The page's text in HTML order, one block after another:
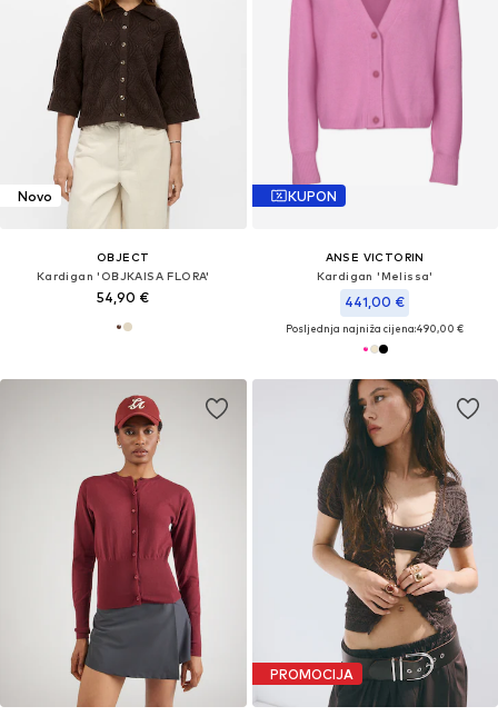
Novo
OBJECT
Kardigan 'OBJKAISA FLORA'
54,90 €
KUPON
ANSE VICTORIN
Kardigan 'Melissa'
441,00 €
Posljednja najniža cijena:490,00 €
PROMOCIJA